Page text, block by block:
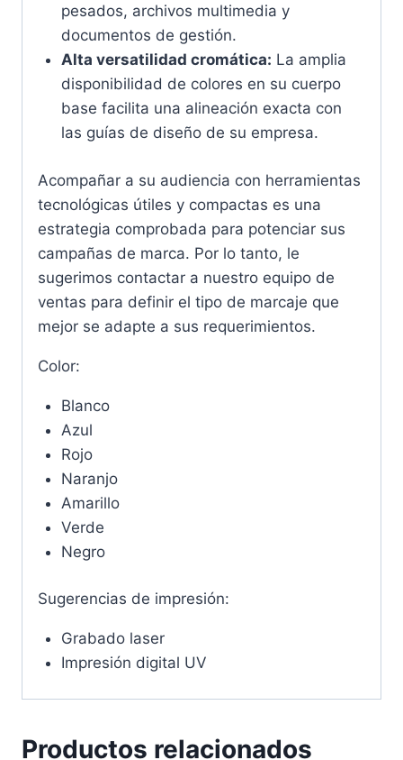
pesados, archivos multimedia y
documentos de gestión.
Alta versatilidad cromática: La amplia
disponibilidad de colores en su cuerpo
base facilita una alineación exacta con
las guías de diseño de su empresa.
Acompañar a su audiencia con herramientas
tecnológicas útiles y compactas es una
estrategia comprobada para potenciar sus
campañas de marca. Por lo tanto, le
sugerimos contactar a nuestro equipo de
ventas para definir el tipo de marcaje que
mejor se adapte a sus requerimientos.
Color:
Blanco
Azul
Rojo
Naranjo
Amarillo
Verde
Negro
Sugerencias de impresión:
Grabado laser
Impresión digital UV
Productos relacionados